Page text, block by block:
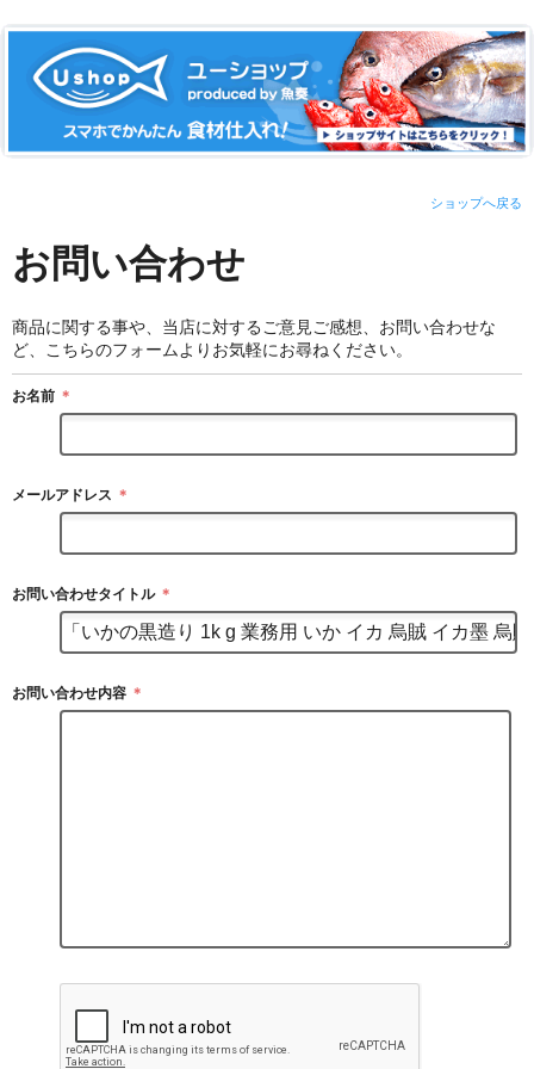
ショップへ戻る
お問い合わせ
商品に関する事や、当店に対するご意見ご感想、お問い合わせな
ど、こちらのフォームよりお気軽にお尋ねください。
お名前 ＊
メールアドレス ＊
お問い合わせタイトル ＊
お問い合わせ内容 ＊